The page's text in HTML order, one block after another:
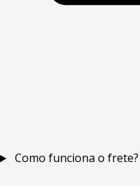
Como funciona o frete?